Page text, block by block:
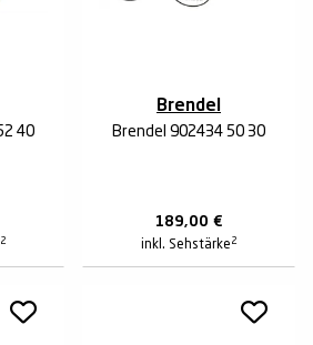
40
2
Brendel
Brendel 902434 50 30
189,00 €
inkl. Sehstärke 2